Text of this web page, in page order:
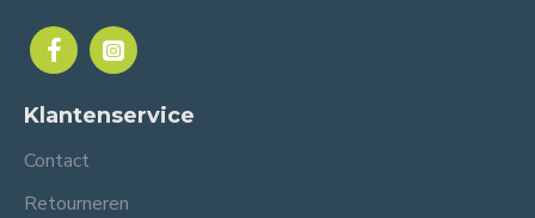
Klantenservice
Contact
Retourneren